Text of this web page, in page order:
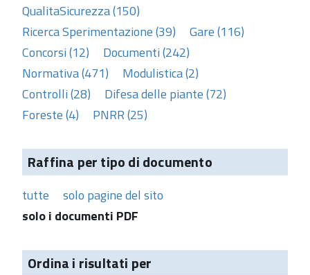
QualitaSicurezza (150)
Ricerca Sperimentazione (39)
Gare (116)
Concorsi (12)
Documenti (242)
Normativa (471)
Modulistica (2)
Controlli (28)
Difesa delle piante (72)
Foreste (4)
PNRR (25)
Raffina per tipo di documento
tutte
solo pagine del sito
solo i documenti PDF
Ordina i risultati per